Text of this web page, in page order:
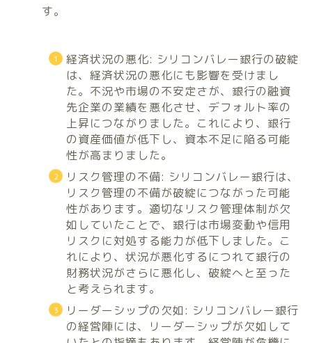
す。
経済状況の悪化: シリコンバレー銀行の破綻
は、経済状況の悪化にも影響を受けまし
た。不況や市場の不安定さが、銀行の融資
先企業の業績を悪化させ、デフォルト率の
上昇につながりました。これにより、銀行
の資産価値が低下し、資本不足に陥る可能
性が高まりました。
リスク管理の不備: シリコンバレー銀行は、
リスク管理の不備が破綻につながった可能
性があります。適切なリスク管理体制が欠
如していたことで、銀行は市場変動や信用
リスクに対処する能力が低下しました。こ
れにより、状況が悪化するにつれて銀行の
財務状況がさらに悪化し、破綻へと至った
と考えられます。
リーダーシップの欠如: シリコンバレー銀行
の経営陣には、リーダーシップが欠如して